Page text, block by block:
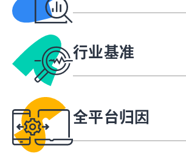
行业基准
全平台归因